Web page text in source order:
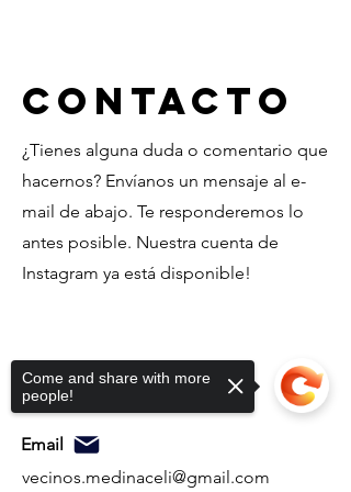
Contacto
¿Tienes alguna duda o comentario que
hacernos? Envíanos un mensaje al e-
mail de abajo. Te responderemos lo
antes posible. Nuestra cuenta de
Instagram ya está disponible!
Email
vecinos.medinaceli@gmail.com
Come and share with more
people!